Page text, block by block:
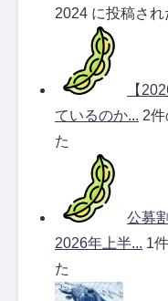
2024 に投稿され
【
ているのか... 2
た
公募
2026年上半... 1
た